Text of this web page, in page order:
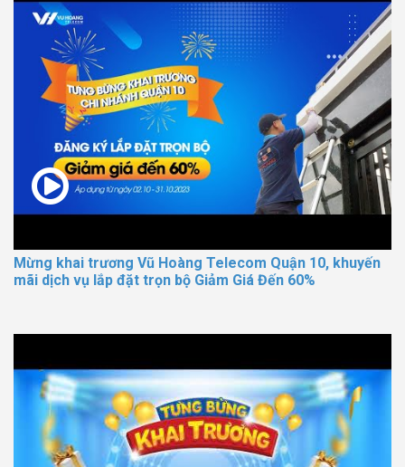
Mừng khai trương Vũ Hoàng Telecom Quận 10, khuyến
mãi dịch vụ lắp đặt trọn bộ Giảm Giá Đến 60%